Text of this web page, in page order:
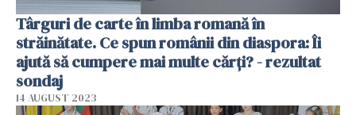
Târguri de carte în limba romană în
străinătate. Ce spun românii din diaspora: Îi
ajută să cumpere mai multe cărți? - rezultat
sondaj
14 AUGUST 2023